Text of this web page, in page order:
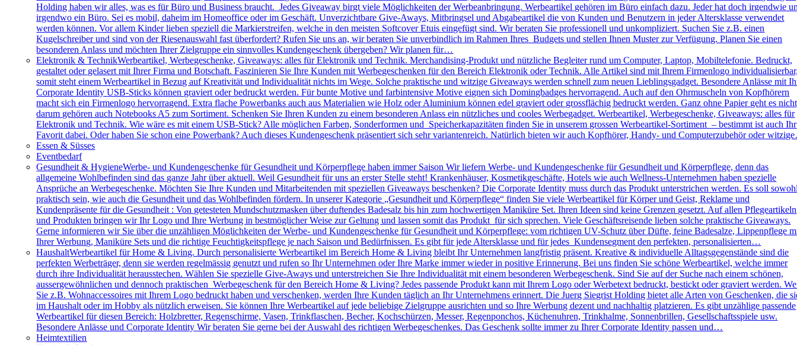
Holding haben wir alles, was es für Büro und Business braucht. Jedes Giveaway birgt viele Möglichkeiten der Werbeanbringung. Werbeartikel gehören im Büro einfach dazu. Jeder hat doch irgendwie
irgendwo ein Büro. Sei es mobil, daheim im Homeoffice oder im Geschäft. Unverzichtbare Give-Aways, Mitbringsel und Abgabeartikel die von Kunden und Benutzern in jeder Altersklasse verwendet
werden können. Vor allem Kinder lieben speziell die Markierstreifen, welche in den meisten Softcover Etuis eingefügt sind. Wir beraten Sie professionell und unkompliziert. Suchen Sie z.B. einen
Kugelschreiber und sind von der Riesenauswahl fast überfordert? Rufen Sie uns an, wir beraten Sie unverbindlich im Rahmen Ihres Budgets und stellen Ihnen Muster zur Verfügung. Planen Sie einen
besonderen Anlass und möchten Ihrer Zielgruppe ein sinnvolles Kundengeschenk übergeben? Wir planen für…
Elektronik & TechnikWerbeartikel, Werbegeschenke, Giveaways: alles für Elektronik und Technik. Merchandising-Produkt und nützliche Begleiter rund um Computer, Laptop, Mobiltelefonie. Bedruckt,
gestaltet oder gelasert mit Ihrer Firma und Botschaft. Faszinieren Sie Ihre Kunden mit Werbegeschenken für den Bereich Elektronik oder Technik. Alle Artikel sind mit Ihrem Firmenlogo
somit steht einem Werbeartikel in Bezug auf Kreativität und Individualität nichts im Wege. Solche praktische und witzige Giveaways werden schnell zum neuen Lieblingsgadget. Besondere Anlässe mit
Corporate Identity USB-Sticks können graviert oder bedruckt werden. Für bunte Motive und farbintensive Motive eignen sich Domingbadges hervorragend. Auch auf den Ohrmuscheln von Kopfhörern
macht sich ein Firmenlogo hervorragend. Extra flache Powerbanks auch aus Materialien wie Holz oder Aluminium können edel graviert oder grossflächig bedruckt werden. Ganz ohne Papier geht es
darum gehören auch Notebooks A5 zum Sortiment. Schenken Sie Ihren Kunden zu einem besonderen Anlass ein nützliches und cooles Werbegadget. Werbeartikel, Werbegeschenke, Giveaways: alles für
Elektronik und Technik. Wie wäre es mit einem USB-Stick? Alle möglichen Farben, Sonderformen und Speicherkapazitäten finden Sie in unserem grossen Werbeartikel-Sortiment – bestimmt ist auch Ihr
Favorit dabei. Oder haben Sie schon eine Powerbank? Auch dieses Kundengeschenk präsentiert sich sehr variantenreich. Natürlich bieten wir auch Kopfhörer, Handy- und Computerzubehör oder
Essen & Süsses
Eventbedarf
Gesundheit & HygieneWerbe- und Kundengeschenke für Gesundheit und Körperpflege haben immer Saison Wir liefern Werbe- und Kundengeschenke für Gesundheit und Körperpflege, denn das
allgemeine Wohlbefinden sind das ganze Jahr über aktuell. Weil Gesundheit für uns an erster Stelle steht! Krankenhäuser, Kosmetikgeschäfte, Hotels wie auch Wellness-Unternehmen haben spezielle
Ansprüche an Werbegeschenke. Möchten Sie Ihre Kunden und Mitarbeitenden mit speziellen Giveaways beschenken? Die Corporate Identity muss durch das Produkt unterstrichen werden. Es soll
praktisch sein, wie auch die Gesundheit und das Wohlbefinden fördern. In unserer Kategorie „Gesundheit und Körperpflege“ finden Sie viele Werbeartikel für Körper und Geist, Reklame und
Kundenpräsente für die Gesundheit : Von getesteten Mundschutzmasken über duftendes Badesalz bis hin zum hochwertigen Maniküre Set. Ihren Ideen sind keine Grenzen gesetzt. Auf allen Pflegeartikeln
und Produkten bringen wir Ihr Logo und Ihre Werbung in bestmöglicher Weise zur Geltung und lassen somit das Produkt für sich sprechen. Viele Geschäftsreisende lieben solche praktische Giveaways.
Gerne informieren wir Sie über die unzähligen Möglichkeiten der Werbe- und Kundengeschenke für Gesundheit und Körperpflege: vom richtigen UV-Schutz über Düfte, feine Badesalze, Lippenpflege
Ihrer Werbung, Maniküre Sets und die richtige Feuchtigkeitspflege je nach Saison und Bedürfnissen. Es gibt für jede Altersklasse und für jedes Kundensegment den perfekten, personalisierten…
HaushaltWerbeartikel für Home & Living. Durch personalisierte Werbeartikel im Bereich Home & Living bleibt Ihr Unternehmen langfristig präsent. Kreative & individuelle Alltagsgegenstände sind die
perfekten Werbeträger, denn sie werden regelmässig genutzt und rufen so Ihr Unternehmen oder Ihre Marke immer wieder in positive Erinnerung. Bei uns finden Sie schöne Werbeartikel, welche immer
durch ihre Individualität herausstechen. Wählen Sie spezielle Give-Aways und unterstreichen Sie Ihre Individualität mit einem besonderen Werbegeschenk. Sind Sie auf der Suche nach einem schönen,
aussergewöhnlichen und dennoch praktischen Werbegeschenk für den Bereich Home & Living? Jedes passende Produkt kann mit Ihrem Logo oder Werbetext bedruckt, bestickt oder graviert werden.
Sie z.B. Wohnaccessoires mit Ihrem Logo bedruckt haben und verschenken, werden Ihre Kunden täglich an Ihr Unternehmens erinnert. Die Juerg Siegrist Holding bietet alle Arten von Geschenken, die
im Haushalt oder im Hobby als nützlich erweisen. Sie können Ihre Werbeartikel auf jede beliebige Zielgruppe ausrichten und so Ihre Werbung dezent und nachhaltig platzieren. Es gibt unzählige passende
Werbeartikel für diesen Bereich: Holzbretter, Regenschirme, Vasen, Trinkflaschen, Becher, Kochschürzen, Messer, Regenponchos, Küchenuhren, Trinkhalme, Sonnenbrillen, Gesellschaftsspiele usw.
Besondere Anlässe und Corporate Identity Wir beraten Sie gerne bei der Auswahl des richtigen Werbegeschenkes. Das Geschenk sollte immer zu Ihrer Corporate Identity passen und…
Heimtextilien